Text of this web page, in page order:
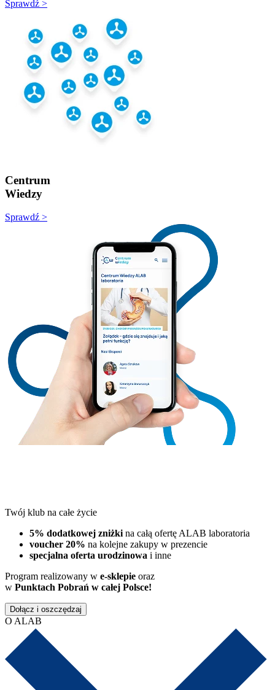
Sprawdź >
Centrum
Wiedzy
Sprawdź >
Twój klub na całe życie
5% dodatkowej zniżki na całą ofertę ALAB laboratoria
voucher 20% na kolejne zakupy w prezencie
specjalna oferta urodzinowa i inne
Program realizowany w e-sklepie oraz
w Punktach Pobrań w całej Polsce!
Dołącz i oszczędzaj
O ALAB